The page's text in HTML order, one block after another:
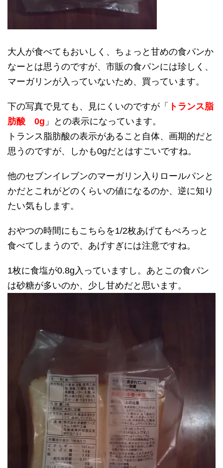
大人が食べてもおいしく、ちょっと甘めの食パンか
なーとは思うのですが、市販の食パンには珍しく、
マーガリンが入っていないため、買っています。
下の写真で見ても、見にくいのですが「
トランス脂
肪酸 0g 」との表示になっています。
トランス脂肪酸の表示があること自体、画期的だと
思うのですが、しかも0gだとはすごいですね。
他のセブンイレブンのマーガリン入りロールパンと
かだとこれがどのくらいの値になるのか、逆に知り
たい気もします。
おやつの時間にもこちらを1/2枚あげてもぺろっと
食べてしまうので、あげすぎには注意ですね。
1枚に食塩が0.8g入っていますし。あとこの食パン
は砂糖が多いのか、少し甘めだと思います。